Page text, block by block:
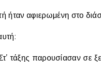
ήταν αφιερωμένη στο
τάξης παρουσίασαν σε